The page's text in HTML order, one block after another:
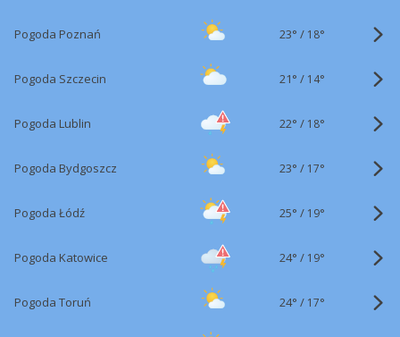
Pogoda Poznań 23° / 18°
Pogoda Szczecin 21° / 14°
Pogoda Lublin 22° / 18°
Pogoda Bydgoszcz 23° / 17°
Pogoda Łódź 25° / 19°
Pogoda Katowice 24° / 19°
Pogoda Toruń 24° / 17°